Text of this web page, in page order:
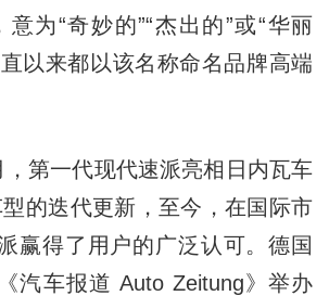
意为“奇妙的”“杰出的”或“华丽
以来都以该名称命名品牌高端
一代现代速派亮相日内瓦车
的迭代更新，至今，在国际市
赢得了用户的广泛认可。德国
汽车报道 Auto Zeitung》举办